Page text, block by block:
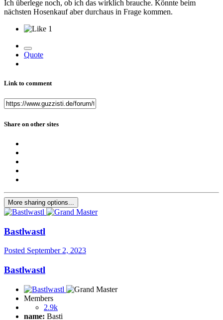
Ich überlege noch, ob ich das wirklich brauche. Könnte beim
nächsten Hosenkauf aber durchaus in Frage kommen.
1
Quote
Link to comment
Share on other sites
More sharing options...
Bastlwastl
Posted September 2, 2023
Bastlwastl
Members
2.9k
name: Basti